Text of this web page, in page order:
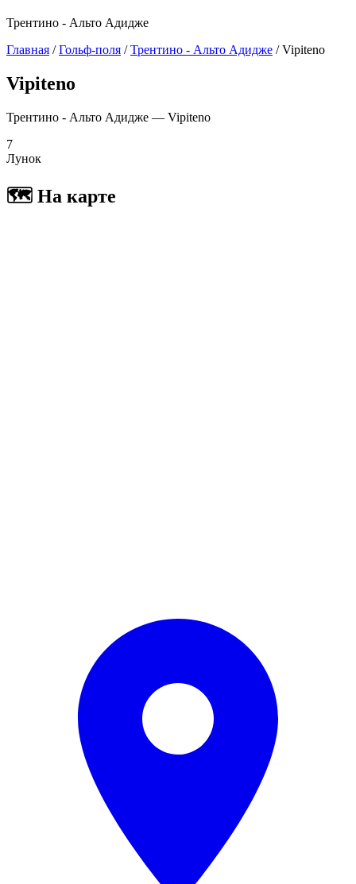
Трентино - Альто Адидже
Главная / Гольф-поля / Трентино - Альто Адидже / Vipiteno
Vipiteno
Трентино - Альто Адидже — Vipiteno
7
Лунок
🗺 На карте